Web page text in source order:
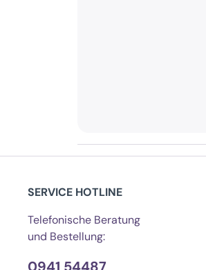
SERVICE HOTLINE
Telefonische Beratung
und Bestellung: